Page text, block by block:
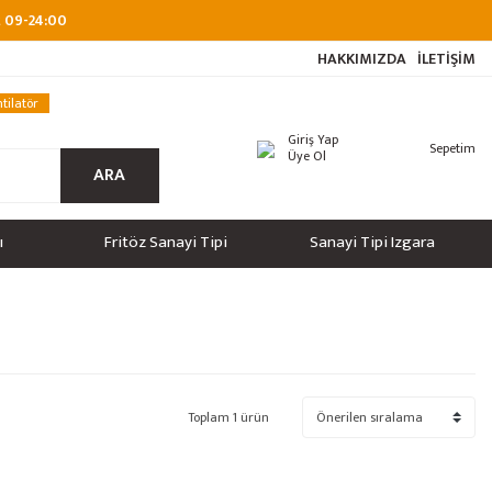
09-24:00
HAKKIMIZDA İLETİŞİM
ARA
Giriş Yap
Üye Ol Sepetim
Fritöz Sanayi Tipi Sanayi Tipi Izgara
Toplam 1 ürün